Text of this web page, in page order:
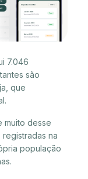
7.046
são
que
muito desse
na
população